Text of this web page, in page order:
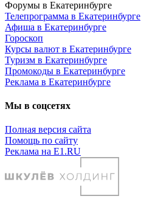
Форумы в Екатеринбурге
Телепрограмма в Екатеринбурге
Афиша в Екатеринбурге
Гороскоп
Курсы валют в Екатеринбурге
Туризм в Екатеринбурге
Промокоды в Екатеринбурге
Реклама в Екатеринбурге
Мы в соцсетях
Полная версия сайта
Помощь по сайту
Реклама на E1.RU